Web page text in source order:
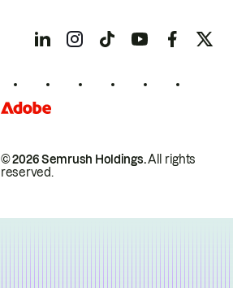
© 2026 Semrush Holdings.All rights
reserved.